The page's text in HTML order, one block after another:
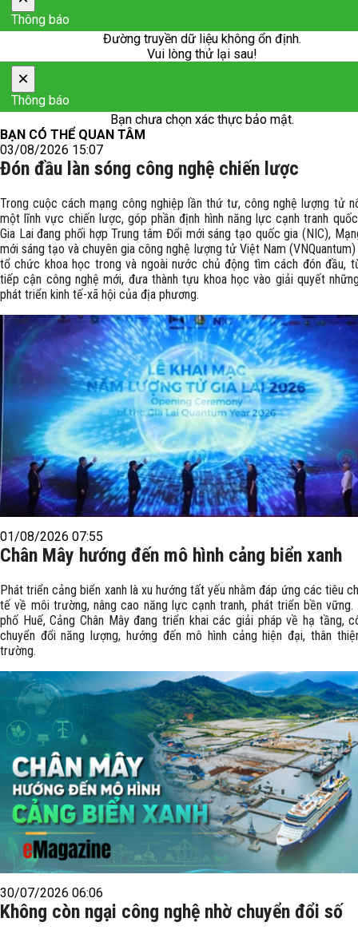
Thông báo
Đường truyền dữ liệu không ổn định.
Vui lòng thử lại sau!
×
Thông báo
Bạn chưa chọn xác thực bảo mật.
BẠN CÓ THỂ QUAN TÂM
03/08/2026 15:07
Đón đầu làn sóng công nghệ chiến lược
Trong cuộc cách mạng công nghiệp lần thứ tư, công nghệ lượng tử
một lĩnh vực chiến lược, góp phần định hình năng lực cạnh tranh
Gia Lai đang phối hợp Trung tâm Đổi mới sáng tạo quốc gia (NIC),
mới sáng tạo và chuyên gia công nghệ lượng tử Việt Nam
tổ chức khoa học trong và ngoài nước chủ động tìm cách đón đầu,
tiếp cận công nghệ mới, đưa thành tựu khoa học vào giải quyết
phát triển kinh tế-xã hội của địa phương.
01/08/2026 07:55
Chân Mây hướng đến mô hình cảng biển xanh
Phát triển cảng biển xanh là xu hướng tất yếu nhằm đáp ứng các tiêu
tế về môi trường, nâng cao năng lực cạnh tranh, phát triển bền vững.
phố Huế, Cảng Chân Mây đang triển khai các giải pháp về hạ tầng,
chuyển đổi năng lượng, hướng đến mô hình cảng hiện đại, thân
trường.
30/07/2026 06:06
Không còn ngại công nghệ nhờ chuyển đổi số